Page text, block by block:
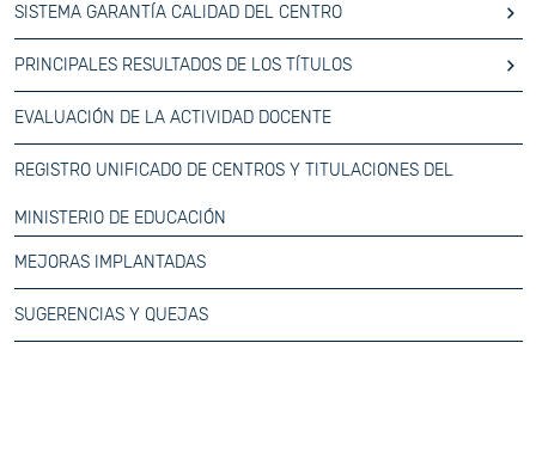
SISTEMA GARANTÍA CALIDAD DEL CENTRO
PRINCIPALES RESULTADOS DE LOS TÍTULOS
EVALUACIÓN DE LA ACTIVIDAD DOCENTE
REGISTRO UNIFICADO DE CENTROS Y TITULACIONES DEL
MINISTERIO DE EDUCACIÓN
MEJORAS IMPLANTADAS
SUGERENCIAS Y QUEJAS